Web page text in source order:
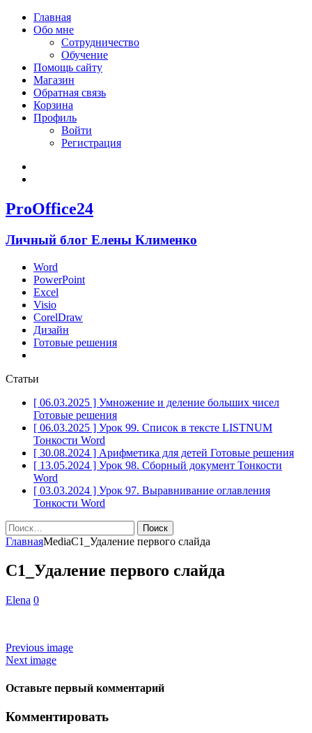
Главная
Обо мне
Сотрудничество
Обучение
Помощь сайту
Магазин
Обратная связь
Корзина
Профиль
Войти
Регистрация
ProOffice24
Личный блог Елены Клименко
Word
PowerPoint
Excel
Visio
CorelDraw
Дизайн
Готовые решения
Статьи
[ 06.03.2025 ] Умножение и деление больших чисел
Готовые решения
[ 06.03.2025 ] Урок 99. Список в тексте LISTNUM
Тонкости Word
[ 30.08.2024 ] Арифметика для детей Готовые решения
[ 13.05.2024 ] Урок 98. Сборный документ Тонкости
Word
[ 03.03.2024 ] Урок 97. Выравнивание оглавления
Тонкости Word
Найти:
ГлавнаяMediaС1_Удаление первого слайда
С1_Удаление первого слайда
Elena 0
Previous image
Next image
Оставьте первый комментарий
Комментировать